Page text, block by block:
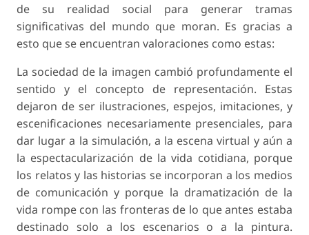
de su realidad social para generar tramas
significativas del mundo que moran. Es gracias a
esto que se encuentran valoraciones como estas:
La sociedad de la imagen cambió profundamente el
sentido y el concepto de representación. Estas
dejaron de ser ilustraciones, espejos, imitaciones, y
escenificaciones necesariamente presenciales, para
dar lugar a la simulación, a la escena virtual y aún a
la espectacularización de la vida cotidiana, porque
los relatos y las historias se incorporan a los medios
de comunicación y porque la dramatización de la
vida rompe con las fronteras de lo que antes estaba
destinado solo a los escenarios o a la pintura.